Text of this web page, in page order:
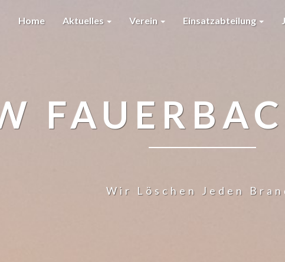
Home Aktuelles Verein Einsatzabteilung
Wir Löschen Jeden